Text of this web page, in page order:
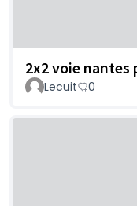
2x2 voie nantes
Lecuit 0